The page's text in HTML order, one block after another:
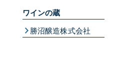
ワインの蔵
勝沼醸造株式会社